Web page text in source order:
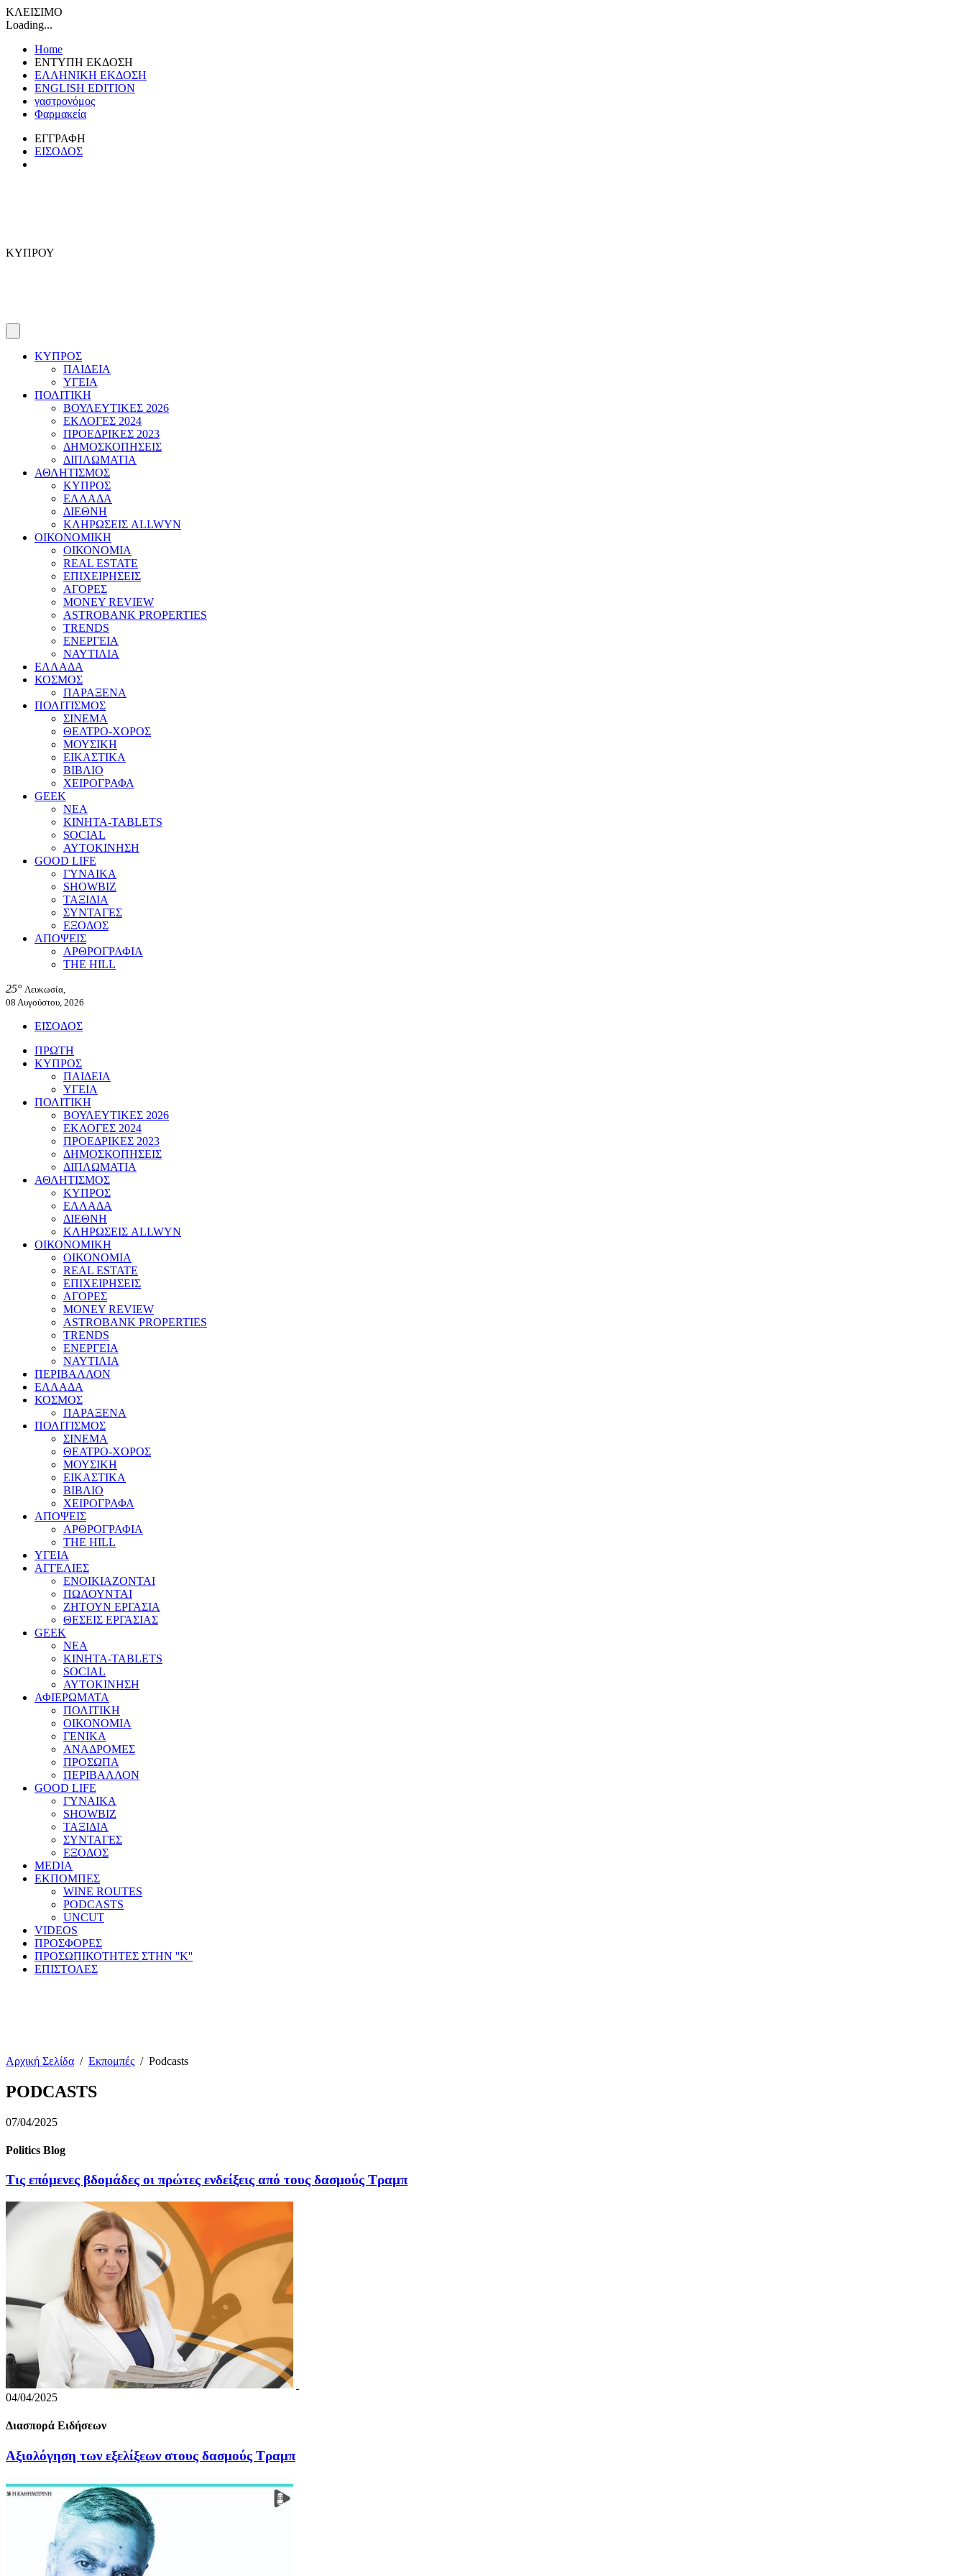
ΚΛΕΙΣΙΜΟ
Loading...
Home
ΕΝΤΥΠΗ ΕΚΔΟΣΗ
ΕΛΛΗΝΙΚΗ ΕΚΔΟΣΗ
ENGLISH EDITION
γαστρονόμος
Φαρμακεία
ΕΓΓΡΑΦΗ
ΕΙΣΟΔΟΣ
ΚΥΠΡΟΥ
ΚΥΠΡΟΣ
ΠΑΙΔΕΙΑ
ΥΓΕΙΑ
ΠΟΛΙΤΙΚΗ
ΒΟΥΛΕΥΤΙΚΕΣ 2026
ΕΚΛΟΓΕΣ 2024
ΠΡΟΕΔΡΙΚΕΣ 2023
ΔΗΜΟΣΚΟΠΗΣΕΙΣ
ΔΙΠΛΩΜΑΤΙΑ
ΑΘΛΗΤΙΣΜΟΣ
ΚΥΠΡΟΣ
ΕΛΛΑΔΑ
ΔΙΕΘΝΗ
ΚΛΗΡΩΣΕΙΣ ALLWYN
ΟΙΚΟΝΟΜΙΚΗ
ΟΙΚΟΝΟΜΙΑ
REAL ESTATE
ΕΠΙΧΕΙΡΗΣΕΙΣ
ΑΓΟΡΕΣ
MONEY REVIEW
ASTROBANK PROPERTIES
TRENDS
ΕΝΕΡΓΕΙΑ
ΝΑΥΤΙΛΙΑ
ΕΛΛΑΔΑ
ΚΟΣΜΟΣ
ΠΑΡΑΞΕΝΑ
ΠΟΛΙΤΙΣΜΟΣ
ΣΙΝΕΜΑ
ΘΕΑΤΡΟ-ΧΟΡΟΣ
ΜΟΥΣΙΚΗ
ΕΙΚΑΣΤΙΚΑ
ΒΙΒΛΙΟ
ΧΕΙΡΟΓΡΑΦΑ
GEEK
ΝΕΑ
ΚΙΝΗΤΑ-TABLETS
SOCIAL
ΑΥΤΟΚΙΝΗΣΗ
GOOD LIFE
ΓΥΝΑΙΚΑ
SHOWBIZ
ΤΑΞΙΔΙΑ
ΣΥΝΤΑΓΕΣ
ΕΞΟΔΟΣ
ΑΠΟΨΕΙΣ
ΑΡΘΡΟΓΡΑΦΙΑ
THE HILL
25° Λευκωσία,
08 Αυγούστου, 2026
ΕΙΣΟΔΟΣ
ΠΡΩΤΗ
ΚΥΠΡΟΣ
ΠΑΙΔΕΙΑ
ΥΓΕΙΑ
ΠΟΛΙΤΙΚΗ
ΒΟΥΛΕΥΤΙΚΕΣ 2026
ΕΚΛΟΓΕΣ 2024
ΠΡΟΕΔΡΙΚΕΣ 2023
ΔΗΜΟΣΚΟΠΗΣΕΙΣ
ΔΙΠΛΩΜΑΤΙΑ
ΑΘΛΗΤΙΣΜΟΣ
ΚΥΠΡΟΣ
ΕΛΛΑΔΑ
ΔΙΕΘΝΗ
ΚΛΗΡΩΣΕΙΣ ALLWYN
ΟΙΚΟΝΟΜΙΚΗ
ΟΙΚΟΝΟΜΙΑ
REAL ESTATE
ΕΠΙΧΕΙΡΗΣΕΙΣ
ΑΓΟΡΕΣ
MONEY REVIEW
ASTROBANK PROPERTIES
TRENDS
ΕΝΕΡΓΕΙΑ
ΝΑΥΤΙΛΙΑ
ΠΕΡΙΒΑΛΛΟΝ
ΕΛΛΑΔΑ
ΚΟΣΜΟΣ
ΠΑΡΑΞΕΝΑ
ΠΟΛΙΤΙΣΜΟΣ
ΣΙΝΕΜΑ
ΘΕΑΤΡΟ-ΧΟΡΟΣ
ΜΟΥΣΙΚΗ
ΕΙΚΑΣΤΙΚΑ
ΒΙΒΛΙΟ
ΧΕΙΡΟΓΡΑΦΑ
ΑΠΟΨΕΙΣ
ΑΡΘΡΟΓΡΑΦΙΑ
THE HILL
ΥΓΕΙΑ
ΑΓΓΕΛΙΕΣ
ΕΝΟΙΚΙΑΖΟΝΤΑΙ
ΠΩΛΟΥΝΤΑΙ
ΖΗΤΟΥΝ ΕΡΓΑΣΙΑ
ΘΕΣΕΙΣ ΕΡΓΑΣΙΑΣ
GEEK
ΝΕΑ
ΚΙΝΗΤΑ-TABLETS
SOCIAL
ΑΥΤΟΚΙΝΗΣΗ
ΑΦΙΕΡΩΜΑΤΑ
ΠΟΛΙΤΙΚΗ
ΟΙΚΟΝΟΜΙΑ
ΓΕΝΙΚΑ
ΑΝΑΔΡΟΜΕΣ
ΠΡΟΣΩΠΑ
ΠΕΡΙΒΑΛΛΟΝ
GOOD LIFE
ΓΥΝΑΙΚΑ
SHOWBIZ
ΤΑΞΙΔΙΑ
ΣΥΝΤΑΓΕΣ
ΕΞΟΔΟΣ
MEDIA
ΕΚΠΟΜΠΕΣ
WINE ROUTES
PODCASTS
UNCUT
VIDEOS
ΠΡΟΣΦΟΡΕΣ
ΠΡΟΣΩΠΙΚΟΤΗΤΕΣ ΣΤΗΝ ''Κ''
ΕΠΙΣΤΟΛΕΣ
Αρχική Σελίδα / Εκπομπές / Podcasts
PODCASTS
07/04/2025
Politics Blog
Τις επόμενες βδομάδες οι πρώτες ενδείξεις από τους δασμούς Τραμπ
04/04/2025
Διασπορά Ειδήσεων
Αξιολόγηση των εξελίξεων στους δασμούς Τραμπ